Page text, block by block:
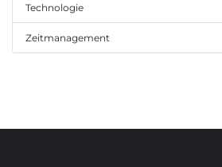
Technologie
Zeitmanagement